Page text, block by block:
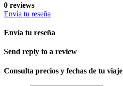
0 reviews
Envía tu reseña
Envía tu reseña
Send reply to a review
Consulta precios y fechas de tu viaje